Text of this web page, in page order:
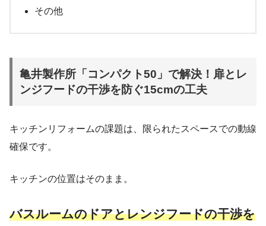
その他
亀井製作所「コンパクト50」で解決！扉とレ
ンジフードの干渉を防ぐ15cmの工夫
キッチンリフォームの課題は、限られたスペースでの動線
確保です。
キッチンの位置はそのまま。
バスルームのドアとレンジフードの干渉を